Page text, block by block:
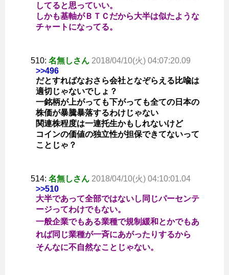
してると思っていい。
しかも基軸がＢＴＣだから大半は似たような
チャートになってる。
510: 名無しさん 2018/04/10(火) 04:07:20.09
>>496
だとすればなおさら会社となぞらえる比喩は
適切じゃないでしょ？
一銘柄が上がっても下がっても全ての日本の
株価が暴騰暴落するわけじゃない
関連株程度は一連托生かもしれないけど
コインの価値の独立性が担保できてないって
ことじゃ？
514: 名無しさん 2018/04/10(火) 04:10:01.04
>>510
大半であって全部ではないし同じパーセンテ
ージってわけでもない。
一般企業でもある業種で規制緩和とかでもあ
れば同じ業種が一斉にあがったりするから
そんなに不自然なことじゃない。